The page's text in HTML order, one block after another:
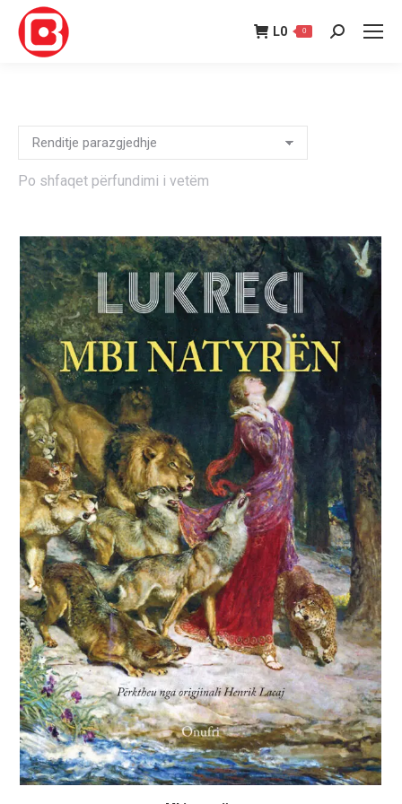
L0 0 Search:
Po shfaqet përfundimi i vetëm